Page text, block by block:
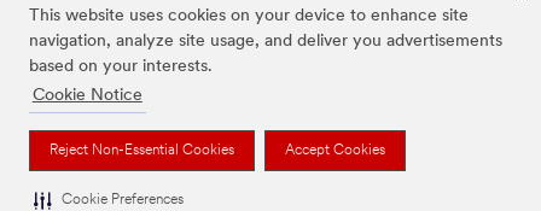
This website uses cookies on your device to enhance site
navigation, analyze site usage, and deliver you advertisements
based on your interests.
Cookie Notice
Reject Non-Essential Cookies Accept Cookies
Cookie Preferences
3M, Post-it® och färgen Canary Yellow™ är varumärken som tillhör 3M.